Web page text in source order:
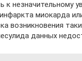
к незначительному
миокарда
возникновения
данных